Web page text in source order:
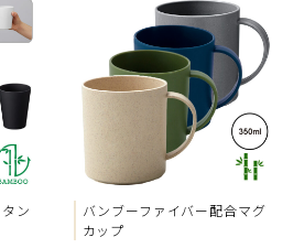
ン
バンブーファイバー配合マグ
カップ